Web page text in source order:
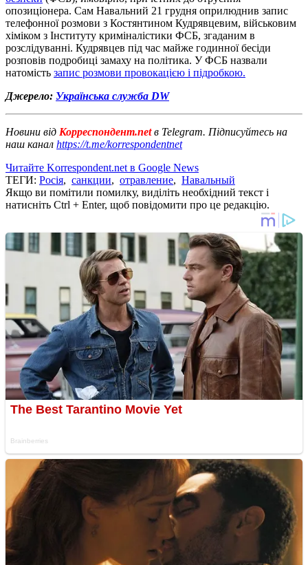
опозиціонера. Сам Навальний 21 грудня оприлюднив запис
телефонної розмови з Костянтином Кудрявцевим, військовим
хіміком з Інституту криміналістики ФСБ, згаданим в
розслідуванні. Кудрявцев під час майже годинної бесіди
розповів подробиці замаху на політика. У ФСБ назвали
натомість запис розмови провокацією і підробкою.
Джерело: Українська служба DW
Новини від Корреспондент.netв Telegram. Підписуйтесь на
наш канал https://t.me/korrespondentnet
Читайте Korrespondent.net в Google News
ТЕГИ: Росія, санкции, отравление, Навальный
Якщо ви помітили помилку, виділіть необхідний текст і
натисніть Ctrl + Enter, щоб повідомити про це редакцію.